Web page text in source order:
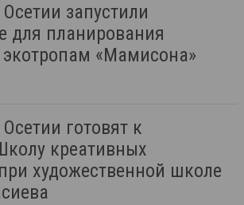
запустили
для планирования
«Мамисона»
готовят к
креативных
художественной школе